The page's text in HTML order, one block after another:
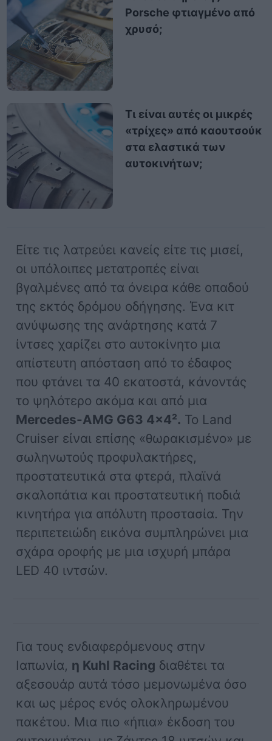
Porsche φτιαγμένο από
χρυσό;
Τι είναι αυτές οι μικρές
«τρίχες» από καουτσούκ
στα ελαστικά των
αυτοκινήτων;
Είτε τις λατρεύει κανείς είτε τις μισεί,
οι υπόλοιπες μετατροπές είναι
βγαλμένες από τα όνειρα κάθε οπαδού
της εκτός δρόμου οδήγησης. Ένα κιτ
ανύψωσης της ανάρτησης κατά 7
ίντσες χαρίζει στο αυτοκίνητο μια
απίστευτη απόσταση από το έδαφος
που φτάνει τα 40 εκατοστά, κάνοντάς
το ψηλότερο ακόμα και από μια
Mercedes-AMG G63 4×4². Το Land
Cruiser είναι επίσης «θωρακισμένο» με
σωληνωτούς προφυλακτήρες,
προστατευτικά στα φτερά, πλαϊνά
σκαλοπάτια και προστατευτική ποδιά
κινητήρα για απόλυτη προστασία. Την
περιπετειώδη εικόνα συμπληρώνει μια
σχάρα οροφής με μια ισχυρή μπάρα
LED 40 ιντσών.
Για τους ενδιαφερόμενους στην
Ιαπωνία, η Kuhl Racing διαθέτει τα
αξεσουάρ αυτά τόσο μεμονωμένα όσο
και ως μέρος ενός ολοκληρωμένου
πακέτου. Μια πιο «ήπια» έκδοση του